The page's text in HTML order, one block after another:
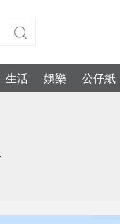
生活 娛樂 公仔紙